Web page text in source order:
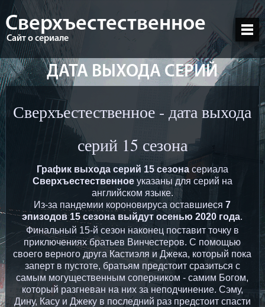
Сверхъестественное
Сайт о сериале
ДАТА ВЫХОДА СЕРИЙ
Сверхъестественное - дата выхода
серий 15 сезона
График выхода серий 15 сезонасериала
Сверхъестественноеуказаны для серий на
английском языке.
Из-за пандемии короновируса оставшиеся7
эпизодов 15 сезона выйдут осенью 2020 года.
Финальный 15-й сезон наконец поставит точку в
приключениях братьев Винчестеров. С помощью
своего верного друга Кастиэля и Джека, который пока
заперт в пустоте, братьям предстоит сразиться с
самым могущественным соперником - самим Богом,
который разгневан на них за неподчинение. Сэму,
Дину, Касу и Джеку в последний раз предстоит спасти